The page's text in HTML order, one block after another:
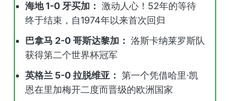
海地 1-0 牙买加： 激动人心！52年的等待
终于结束，自1974年以来首次回归
巴拿马 2-0 哥斯达黎加： 洛斯卡纳莱罗斯队
获得第二个世界杯冠军
英格兰 5-0 拉脱维亚： 第一个凭借哈里·凯
恩在里加梅开二度而晋级的欧洲国家